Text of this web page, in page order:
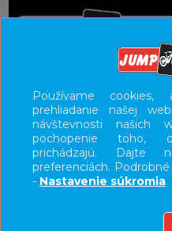
Používame
prehliadanie našej
návštevnosti našich
pochopenie toho,
prichádzajú.
preferenciách.
- Nastavenie súkromia